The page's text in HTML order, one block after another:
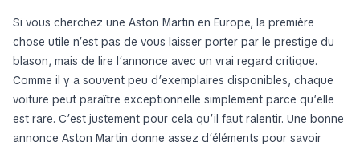
Si vous cherchez une Aston Martin en Europe, la première
chose utile n’est pas de vous laisser porter par le prestige du
blason, mais de lire l’annonce avec un vrai regard critique.
Comme il y a souvent peu d’exemplaires disponibles, chaque
voiture peut paraître exceptionnelle simplement parce qu’elle
est rare. C’est justement pour cela qu’il faut ralentir. Une bonne
annonce Aston Martin donne assez d’éléments pour savoir